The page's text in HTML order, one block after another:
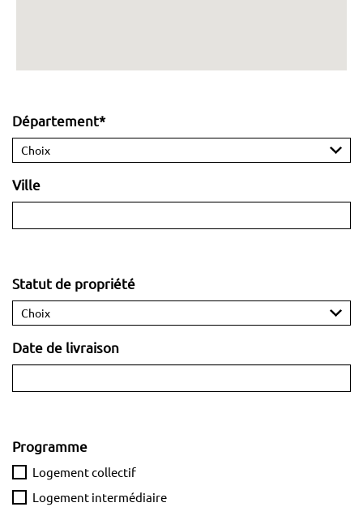
Département*
Ville
Statut de propriété
Date de livraison
Programme
Logement collectif
Logement intermédiaire